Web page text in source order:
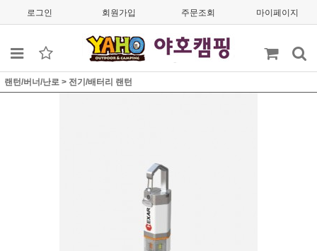
로그인 회원가입 주문조회 마이페이지
랜턴/버너/난로 > 전기/배터리 랜턴